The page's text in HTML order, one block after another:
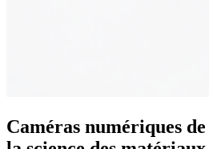
Caméras numériques